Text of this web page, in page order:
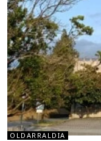
OLDARRALDIA